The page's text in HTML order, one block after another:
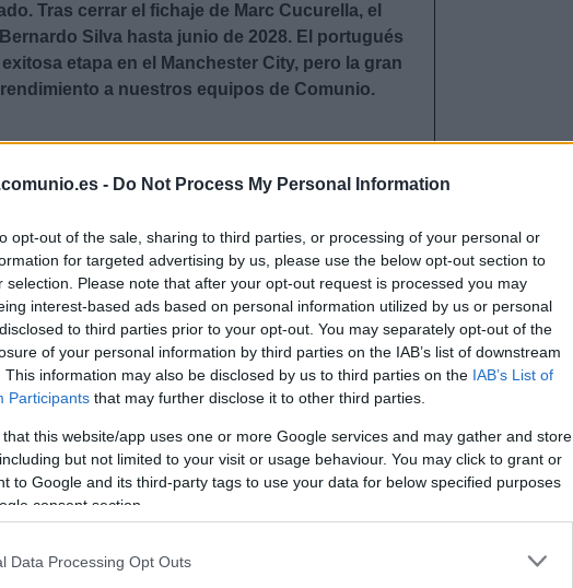
- Do Not Process My Personal Information
opt-out of the sale, sharing to third parties, or processing of your personal or
for targeted advertising by us, please use the below opt-out section to
selection. Please note that after your opt-out request is processed you may
interest-based ads based on personal information utilized by us or personal
to third parties prior to your opt-out. You may separately opt-out of the
of your personal information by third parties on the IAB’s list of downstream
This information may also be disclosed by us to third parties on the IAB’s List of
Participants that may further disclose it to other third parties.
that this website/app uses one or more Google services and may gather and store
but not limited to your visit or usage behaviour. You may click to grant or
to Google and its third-party tags to use your data for below specified purposes
consent section.
Data Processing Opt Outs
Tras cerrar el fichaje de Marc Cucurella, el
Silva hasta junio de 2028. El portugués
etapa en el Manchester City, pero la gran
a nuestros equipos de Comunio.
cantera del Benfica, aunque fue en el Mónaco
de los jóvenes talentos más prometedores del
50 millones de euros y allí construyó una
década fue una pieza fundamental para el
títulos nacionales e internacionales y
calidad técnica y capacidad para rendir en
LaLiga como uno de los futbolistas más
década. Ha firmado dos temporadas por el
con los Sky Blues.
ligeramente su posición sobre el terreno de